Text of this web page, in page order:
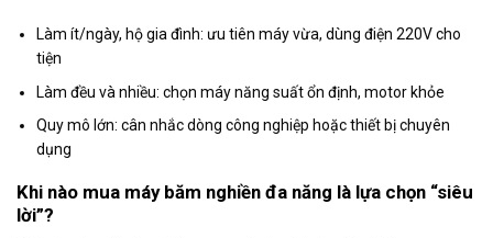
Làm ít/ngày, hộ gia đình: ưu tiên máy vừa, dùng điện 220V cho
tiện
Làm đều và nhiều: chọn máy năng suất ổn định, motor khỏe
Quy mô lớn: cân nhắc dòng công nghiệp hoặc thiết bị chuyên
dụng
Khi nào mua máy băm nghiền đa năng là lựa chọn “siêu
lời”?